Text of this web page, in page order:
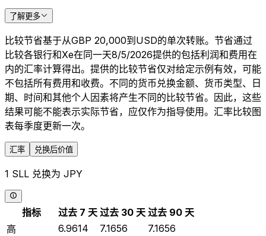
了解更多
比较节省基于从GBP 20,000到USD的单次转账。节省通过
比较各银行和Xe在同一天8/5/2026提供的包括利润和费用在
内的汇率计算得出。提供的比较节省仅对给定示例有效，可能
不包括所有费用和收费。不同的货币兑换金额、货币类型、日
期、时间和其他个人因素将产生不同的比较节省。因此，这些
结果可能不能表示实际节省，应仅作为指导使用。汇率比较图
表每季度更新一次。
汇率 兑换后价值
1 SLL 兑换为 JPY
指标 过去 7 天 过去 30 天 过去 90 天
高
6.9614 7.1656
7.1656